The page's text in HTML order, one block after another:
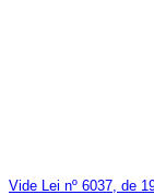
Vide Lei nº 6037, de